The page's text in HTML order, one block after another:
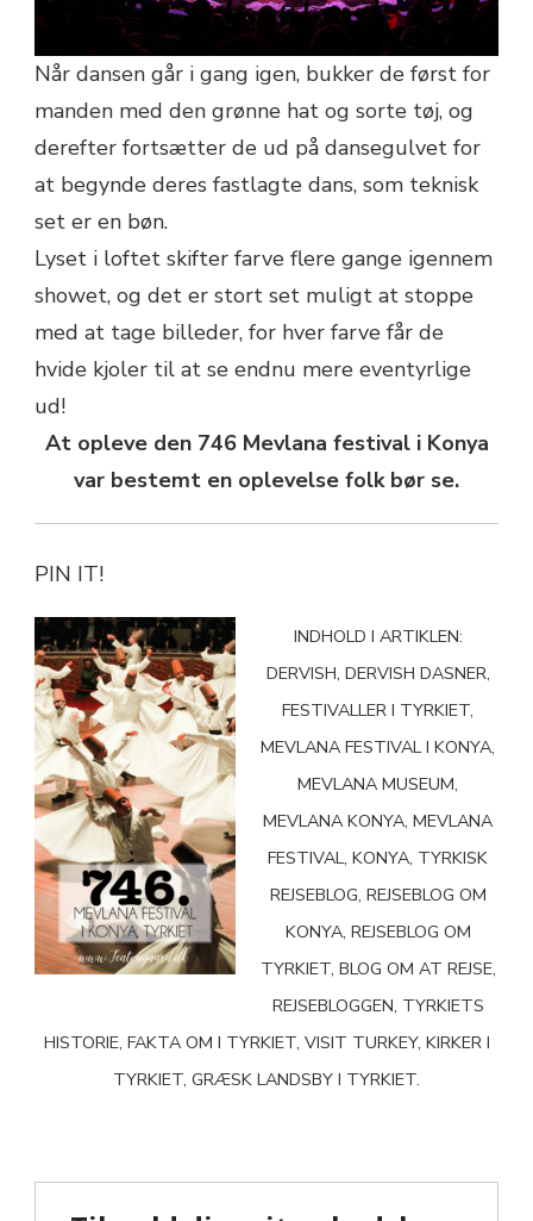
Når dansen går i gang igen, bukker de først for
manden med den grønne hat og sorte tøj, og
derefter fortsætter de ud på dansegulvet for
at begynde deres fastlagte dans, som teknisk
set er en bøn.
Lyset i loftet skifter farve flere gange igennem
showet, og det er stort set muligt at stoppe
med at tage billeder, for hver farve får de
hvide kjoler til at se endnu mere eventyrlige
ud!
At opleve den 746 Mevlana festival i Konya
var bestemt en oplevelse folk bør se.
PIN IT!
INDHOLD I ARTIKLEN:
DERVISH, DERVISH DASNER,
FESTIVALLER I TYRKIET,
MEVLANA FESTIVAL I KONYA,
MEVLANA MUSEUM,
MEVLANA KONYA, MEVLANA
FESTIVAL, KONYA, TYRKISK
REJSEBLOG, REJSEBLOG OM
KONYA, REJSEBLOG OM
TYRKIET, BLOG OM AT REJSE,
REJSEBLOGGEN, TYRKIETS
HISTORIE, FAKTA OM I TYRKIET, VISIT TURKEY, KIRKER I
TYRKIET, GRÆSK LANDSBY I TYRKIET.